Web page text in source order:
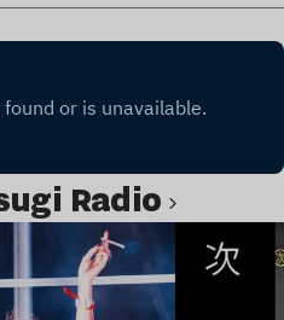
Radio
Lire l’article